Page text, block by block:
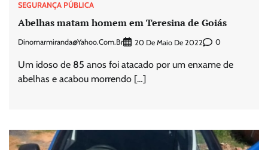
SEGURANÇA PÚBLICA
Abelhas matam homem em Teresina de Goiás
Dinomarmiranda@yahoo.com.br 20 De Maio De 2022 0
Um idoso de 85 anos foi atacado por um enxame de
abelhas e acabou morrendo […]